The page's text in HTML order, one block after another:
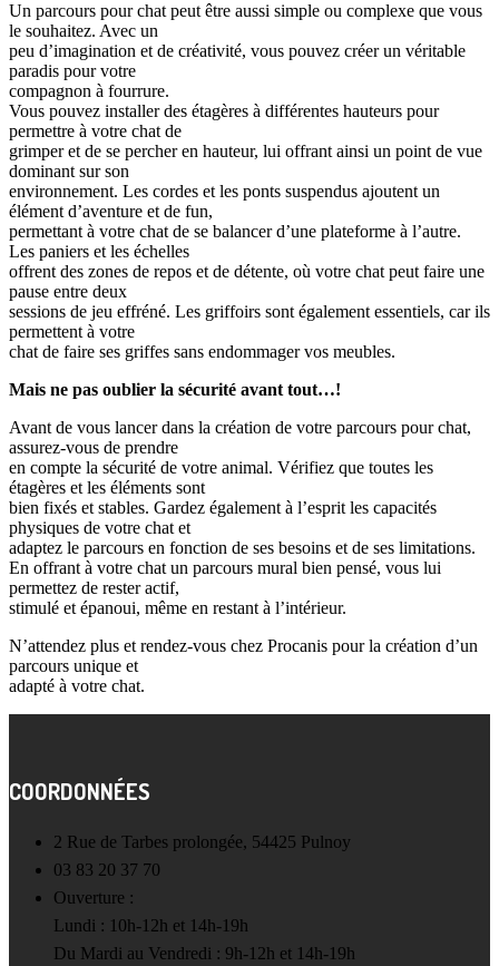
Un parcours pour chat peut être aussi simple ou complexe que vous
le souhaitez. Avec un
peu d’imagination et de créativité, vous pouvez créer un véritable
paradis pour votre
compagnon à fourrure.
Vous pouvez installer des étagères à différentes hauteurs pour
permettre à votre chat de
grimper et de se percher en hauteur, lui offrant ainsi un point de vue
dominant sur son
environnement. Les cordes et les ponts suspendus ajoutent un
élément d’aventure et de fun,
permettant à votre chat de se balancer d’une plateforme à l’autre.
Les paniers et les échelles
offrent des zones de repos et de détente, où votre chat peut faire une
pause entre deux
sessions de jeu effréné. Les griffoirs sont également essentiels, car ils
permettent à votre
chat de faire ses griffes sans endommager vos meubles.
Mais ne pas oublier la sécurité avant tout…!
Avant de vous lancer dans la création de votre parcours pour chat,
assurez-vous de prendre
en compte la sécurité de votre animal. Vérifiez que toutes les
étagères et les éléments sont
bien fixés et stables. Gardez également à l’esprit les capacités
physiques de votre chat et
adaptez le parcours en fonction de ses besoins et de ses limitations.
En offrant à votre chat un parcours mural bien pensé, vous lui
permettez de rester actif,
stimulé et épanoui, même en restant à l’intérieur.
N’attendez plus et rendez-vous chez Procanis pour la création d’un
parcours unique et
adapté à votre chat.
COORDONNÉES
2 Rue de Tarbes prolongée, 54425 Pulnoy
03 83 20 37 70
Ouverture :
Lundi : 10h-12h et 14h-19h
Du Mardi au Vendredi : 9h-12h et 14h-19h